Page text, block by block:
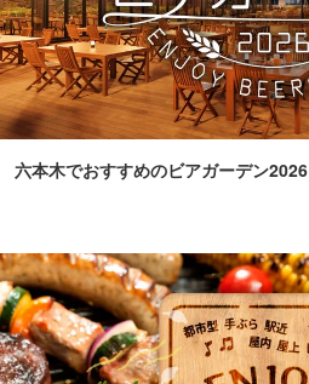
六本木でおすすめのビアガーデン2026